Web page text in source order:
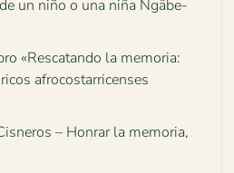
un niño o una niña Ngäbe-
«Rescatando la memoria:
afrocostarricenses
– Honrar la memoria,